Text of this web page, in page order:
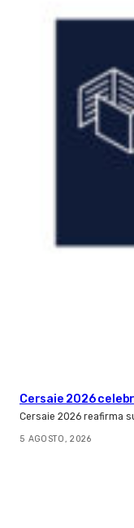
Cersaie 2026
Cersaie 2026 reafirma
5 AGOSTO, 2026